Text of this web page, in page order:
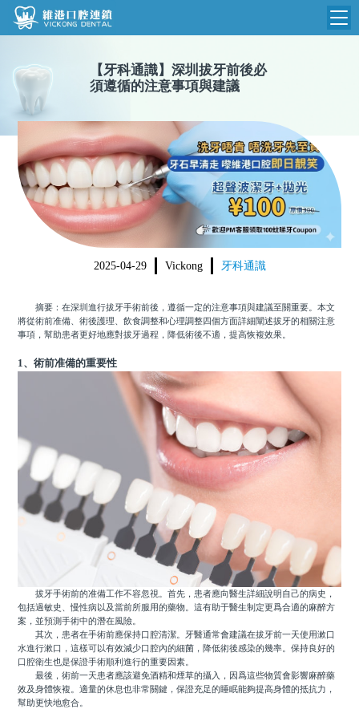
維港首頁
品牌介紹
環境設備
醫院新聞
收費標準
N
收費總表
植牙收費
根管收費
美學收費
箍牙收費
醫生團隊
門診時間
【 牙科通識】 深圳拔牙前後必
須遵循的注意事項與建議
2025-04-29 Vickong 牙科通識
摘要：在深圳進行拔牙手術前後，遵循一定的注意事項與建議至關重要。本文
將從術前准備、術後護理、飲食調整和心理調整四個方面詳細闡述拔牙的相關注意
事項，幫助患者更好地應對拔牙過程，降低術後不適，提高恢複效果。
1、術前准備的重要性
拔牙手術前的准備工作不容忽視。首先，患者應向醫生詳細說明自己的病史，
包括過敏史、慢性病以及當前所服用的藥物。這有助于醫生制定更爲合適的麻醉方
案，並預測手術中的潛在風險。
其次，患者在手術前應保持口腔清潔。牙醫通常會建議在拔牙前一天使用漱口
水進行漱口，這樣可以有效減少口腔內的細菌，降低術後感染的幾率。保持良好的
口腔衛生也是保證手術順利進行的重要因素。
最後，術前一天患者應該避免酒精和煙草的攝入，因爲這些物質會影響麻醉藥
效及身體恢複。適量的休息也非常關鍵，保證充足的睡眠能夠提高身體的抵抗力，
幫助更快地愈合。